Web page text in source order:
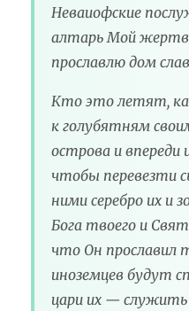
Неваиофские
алтарь Мой
прославлю дом
Кто это летят,
к голубятням
острова и впереди
чтобы перевезти
ними серебро их и
Бога твоего и
что Он прославил
иноземцев будут
цари их — служить